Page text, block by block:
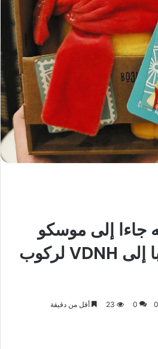
جاءا إلى موسكو
كسائحين، وذهبا إلى VDNH لركوب
0
23 أقل من دقيقة